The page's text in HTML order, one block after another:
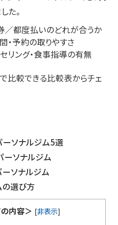
た。
／都度払いのどれが合うか
・予約の取りやすさ
セリング・食事指導の有無
比較できる比較表からチェ
ソナルジム5選
ーソナルジム
ーソナルジム
の選び方
内容＞ [非表示]